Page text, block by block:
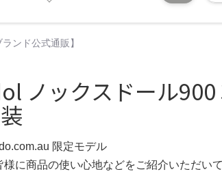
ンド公式通販】
ノックスドール900
限定モデル
様に商品の使い心地などをご紹介いただい